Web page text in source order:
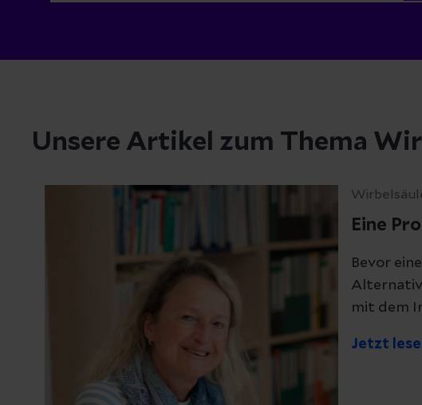
Unsere Artikel zum Thema
Eine
Bevor
mit dem
Jetzt